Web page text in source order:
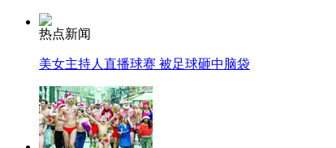
热点新闻
美女主持人直播球赛 被足球砸中脑袋